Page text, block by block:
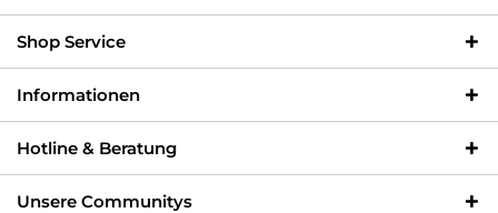
Shop Service
Informationen
Hotline & Beratung
Unsere Communitys